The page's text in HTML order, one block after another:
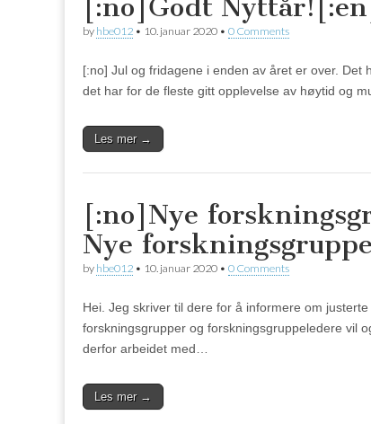
[:no]Godt
by hbe012 • 10. januar 2020 • 0 Comments
[:no] Jul og fridagene i enden av året er over.
det har for de fleste gitt opplevelse av høytid og
Les mer →
[:no]Nye
Nye
by hbe012 • 10. januar 2020 • 0 Comments
Hei. Jeg skriver til dere for å informere om
forskningsgrupper og forskningsgruppeledere vil
derfor arbeidet med…
Les mer →